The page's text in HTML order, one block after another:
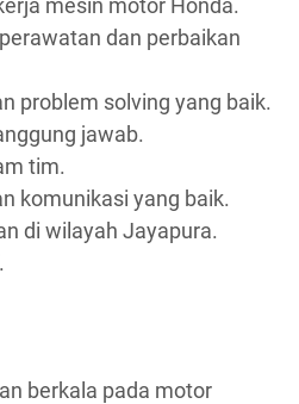
dan perbaikan
problem solving yang baik.
jawab.
tim.
komunikasi yang baik.
di wilayah Jayapura.
berkala pada motor